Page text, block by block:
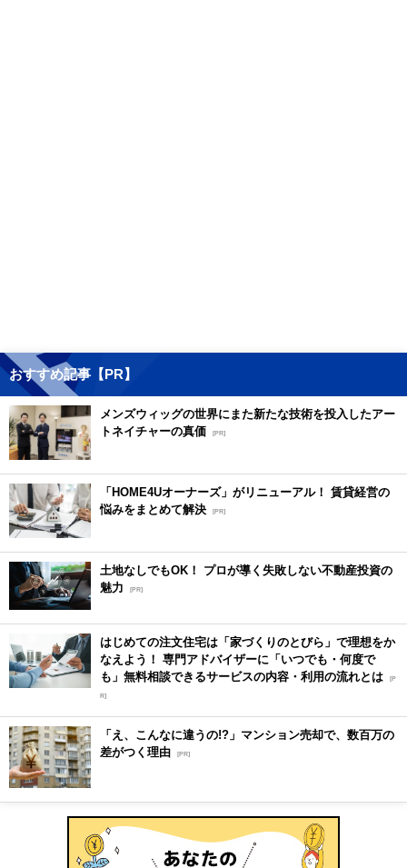
おすすめ記事【PR】
メンズウィッグの世界にまた新たな技術を投入したアー
トネイチャーの真価
[PR]
「HOME4Uオーナーズ」がリニューアル！ 賃貸経営の
悩みをまとめて解決 [PR]
土地なしでもOK！ プロが導く失敗しない不動産投資の
魅力
[PR]
はじめての注文住宅は「家づくりのとびら」で理想をか
なえよう！ 専門アドバイザーに「いつでも・何度で
も」無料相談できるサービスの内容・利用の流れとは [P
R]
「え、こんなに違うの!?」マンション売却で、数百万の
差がつく理由 [PR]